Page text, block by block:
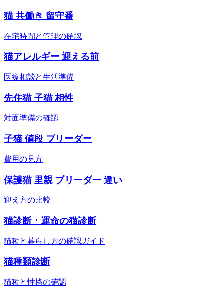
猫 共働き 留守番
在宅時間と管理の確認
猫アレルギー 迎える前
医療相談と生活準備
先住猫 子猫 相性
対面準備の確認
子猫 値段 ブリーダー
費用の見方
保護猫 里親 ブリーダー 違い
迎え方の比較
猫診断・運命の猫診断
猫種と暮らし方の確認ガイド
猫種類診断
猫種と性格の確認